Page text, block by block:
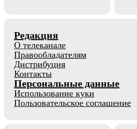
Редакция
О телеканале
Правообладателям
Дистрибуция
Контакты
Персональные данные
Использование куки
Пользовательское соглашение